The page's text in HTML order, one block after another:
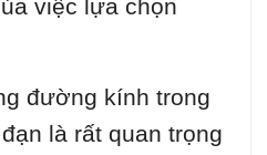
việc lựa chọn
đường kính trong
là rất quan trọng